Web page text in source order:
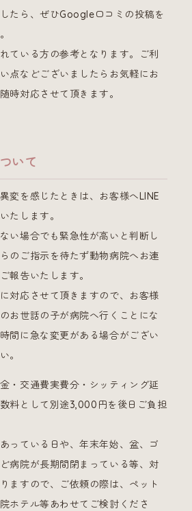
たら、ぜひGoogle口コミの投稿を
ている方の参考となります。ご利
点などございましたらお気軽にお
時対応させて頂きます。
いて
変を感じたときは、お客様へLINE
たします。
い場合でも緊急性が高いと判断し
のご指示を待たず動物病院へお連
報告いたします。
対応させて頂きますので、お客様
お世話の子が病院へ行くことにな
間に急な変更がある場合がござい
。
・交通費実費分・シッティング延
料として別途3,000円を後日ご負担
っている日や、年末年始、盆、ゴ
病院が長期間閉まっている等、対
ますので、ご依頼の際は、ペット
ホテル等あわせてご検討くださ